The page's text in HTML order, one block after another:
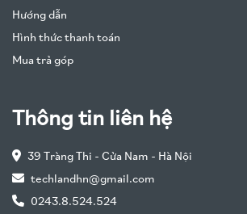
Hướng dẫn
Hình thức thanh toán
Mua trả góp
Thông tin liên hệ
39 Tràng Thi - Cửa Nam - Hà Nội
techlandhn@gmail.com
0243.8.524.524